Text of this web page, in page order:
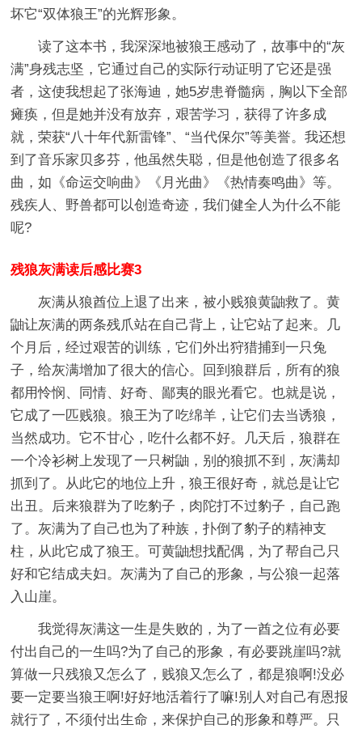
坏它“双体狼王”的光辉形象。
读了这本书，我深深地被狼王感动了，故事中的“灰
满”身残志坚，它通过自己的实际行动证明了它还是强
者，这使我想起了张海迪，她5岁患脊髓病，胸以下全部
瘫痪，但是她并没有放弃，艰苦学习，获得了许多成
就，荣获“八十年代新雷锋”、“当代保尔”等美誉。我还想
到了音乐家贝多芬，他虽然失聪，但是他创造了很多名
曲，如《命运交响曲》《月光曲》《热情奏鸣曲》等。
残疾人、野兽都可以创造奇迹，我们健全人为什么不能
呢?
残狼灰满读后感比赛3
灰满从狼酋位上退了出来，被小贱狼黄鼬救了。黄
鼬让灰满的两条残爪站在自己背上，让它站了起来。几
个月后，经过艰苦的训练，它们外出狩猎捕到一只兔
子，给灰满增加了很大的信心。回到狼群后，所有的狼
都用怜悯、同情、好奇、鄙夷的眼光看它。也就是说，
它成了一匹贱狼。狼王为了吃绵羊，让它们去当诱狼，
当然成功。它不甘心，吃什么都不好。几天后，狼群在
一个冷衫树上发现了一只树鼬，别的狼抓不到，灰满却
抓到了。从此它的地位上升，狼王很好奇，就总是让它
出丑。后来狼群为了吃豹子，肉陀打不过豹子，自己跑
了。灰满为了自己也为了种族，扑倒了豹子的精神支
柱，从此它成了狼王。可黄鼬想找配偶，为了帮自己只
好和它结成夫妇。灰满为了自己的形象，与公狼一起落
入山崖。
我觉得灰满这一生是失败的，为了一酋之位有必要
付出自己的一生吗?为了自己的形象，有必要跳崖吗?就
算做一只残狼又怎么了，贱狼又怎么了，都是狼啊!没必
要一定要当狼王啊!好好地活着行了嘛!别人对自己有恩报
就行了，不须付出生命，来保护自己的形象和尊严。只